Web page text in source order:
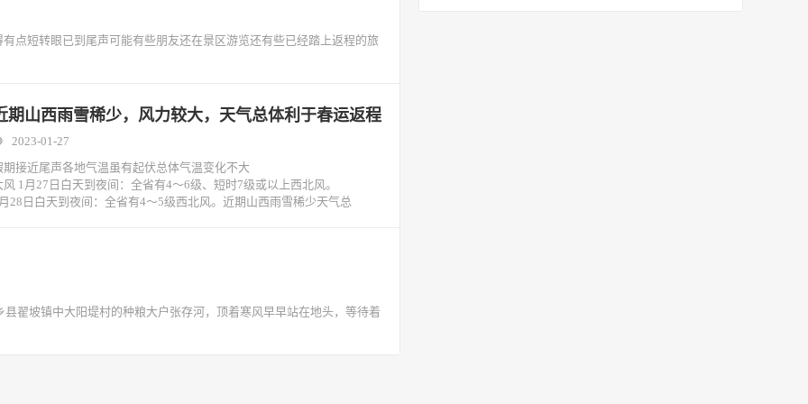
点短转眼已到尾声可能有些朋友还在景区游览还有些已经踏上返程的旅
期山西雨雪稀少，风力较大，天气总体利于春运返程
2023-01-27
期接近尾声各地气温虽有起伏总体气温变化不大
风 1月27日白天到夜间：全省有4～6级、短时7级或以上西北风。
28日白天到夜间：全省有4～5级西北风。近期山西雨雪稀少天气总
翟坡镇中大阳堤村的种粮大户张存河，顶着寒风早早站在地头，等待着